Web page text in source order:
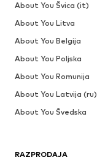
RAZPRODAJA
About You Švica (it)
About You Litva
About You Belgija
About You Poljska
About You Romunija
About You Latvija (ru)
About You Švedska